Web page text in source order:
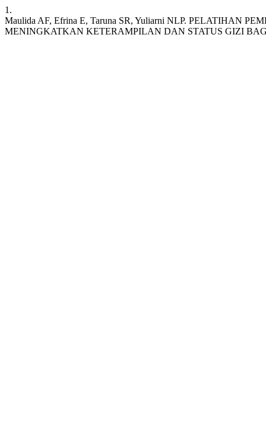
1.
Maulida AF, Efrina E, Taruna SR, Yuliarni NLP. PELATIHAN
MENINGKATKAN KETERAMPILAN DAN STATUS GIZI